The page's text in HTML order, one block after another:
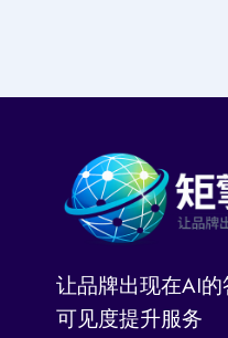
让品牌出现在AI
可见度提升服务